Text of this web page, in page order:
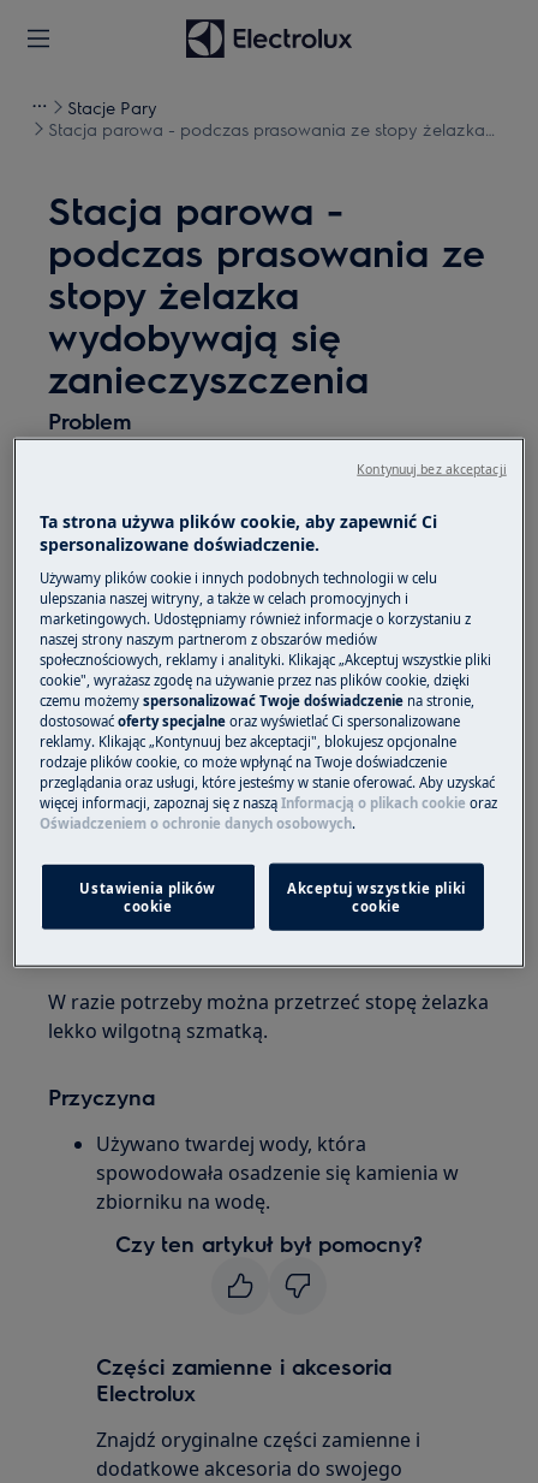
Stacje Pary
Stacja parowa - podczas prasowania ze stopy żelazka
Stacja parowa -
podczas prasowania ze
stopy żelazka
wydobywają się
zanieczyszczenia
Problem
Podczas prasowania ze stopy żelazka
Dotyczy
Stacja parowa
Rozwiązanie
1. Aby uzyskać parę należy nacisnąć i
przytrzymać przycisk pary przez około jedną
minutę.
Następnie przez kolejną minutę, aby oczyścić
2. Należy wyprasować stary ręcznik, aby
pozostałości wewnątrz żelazka nie znalazły
W razie potrzeby można przetrzeć stopę żelazka
lekko wilgotną szmatką.
Przyczyna
Używano twardej wody, która
spowodowała osadzenie się kamienia w
zbiorniku na wodę.
Czy ten artykuł był pomocny?
Części zamienne i akcesoria
Electrolux
Znajdź oryginalne części zamienne i
dodatkowe akcesoria do swojego
Ta strona używa plików cookie, aby zapewnić Ci
spersonalizowane doświadczenie.
Używamy plików cookie i innych podobnych technologii w celu
ulepszania naszej witryny, a także w celach promocyjnych i
marketingowych. Udostępniamy również informacje o korzystaniu z
naszej strony naszym partnerom z obszarów mediów
społecznościowych, reklamy i analityki. Klikając „Akceptuj wszystkie pliki
cookie", wyrażasz zgodę na używanie przez nas plików cookie, dzięki
czemu możemyspersonalizować Twoje doświadczenie na stronie,
dostosowaćoferty specjalne oraz wyświetlać Ci spersonalizowane
reklamy. Klikając „Kontynuuj bez akceptacji", blokujesz opcjonalne
rodzaje plików cookie, co może wpłynąć na Twoje doświadczenie
przeglądania oraz usługi, które jesteśmy w stanie oferować. Aby uzyskać
więcej informacji, zapoznaj się z nasząInformacją o plikach cookie oraz
Oświadczeniem o ochronie danych osobowych.
Ustawienia plików
cookie
Akceptuj wszystkie pliki
cookie
Kontynuuj bez akceptacji